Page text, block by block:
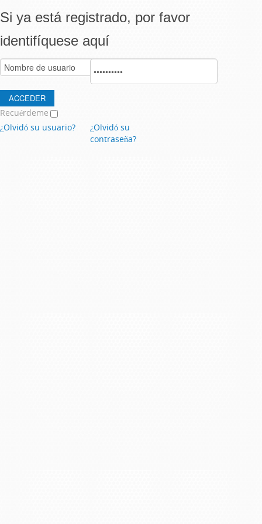
Si ya está registrado, por favor
identifíquese aquí
Recuérdeme
¿Olvidó su usuario?
¿Olvidó su
contraseña?